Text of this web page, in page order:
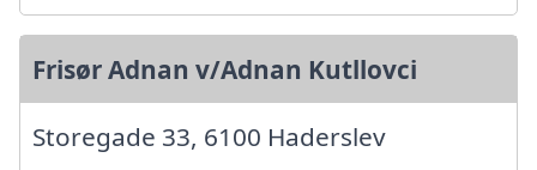
Frisør Adnan v/Adnan Kutllovci
Storegade 33, 6100 Haderslev